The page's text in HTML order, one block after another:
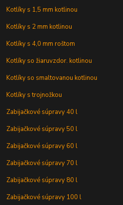
Kotlíky s 1,5 mm kotlinou
Kotlíky s 2 mm kotlinou
Kotlíky s 4,0 mm roštom
Kotlíky so žiaruvzdor. kotlinou
Kotlíky so smaltovanou kotlinou
Kotlíky s trojnožkou
Zabijačkové súpravy 40 l
Zabijačkové súpravy 50 l
Zabijačkové súpravy 60 l
Zabijačkové súpravy 70 l
Zabijačkové súpravy 80 l
Zabijačkové súpravy 100 l